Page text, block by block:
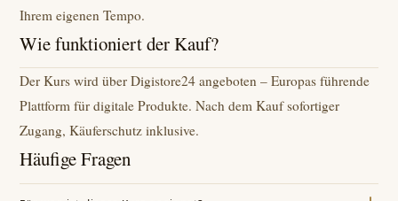
Ihrem eigenen Tempo.
Wie funktioniert der Kauf?
Der Kurs wird über Digistore24 angeboten – Europas führende
Plattform für digitale Produkte. Nach dem Kauf sofortiger
Zugang, Käuferschutz inklusive.
Häufige Fragen